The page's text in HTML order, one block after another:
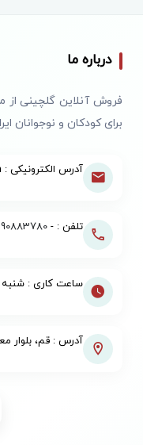
درباره ما
فروش آنلاین گلچینی
برای کودکان و نوجوانان
آدرس الکترونیکی : info@ketabjan.com
تلفن : -
ساعت کاری : شنبه تا
آدرس : قم، بلوار